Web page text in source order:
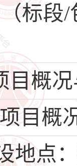
标段
目概
目概
地点